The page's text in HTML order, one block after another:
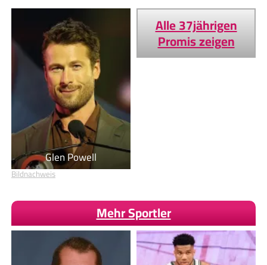
Glen Powell
Bildnachweis
Alle 37jährigen
Promis zeigen
Mehr Sportler